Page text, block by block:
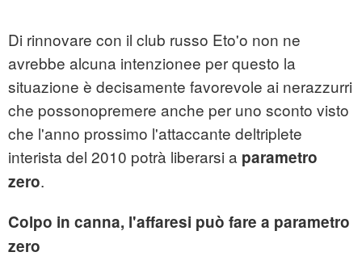
Di rinnovare con il club russo Eto'o non ne
avrebbe alcuna intenzionee per questo la
situazione è decisamente favorevole ai nerazzurri
che possonopremere anche per uno sconto visto
che l'anno prossimo l'attaccante deltriplete
interista del 2010 potrà liberarsi a parametro
zero.
Colpo in canna, l'affaresi può fare a parametro
zero